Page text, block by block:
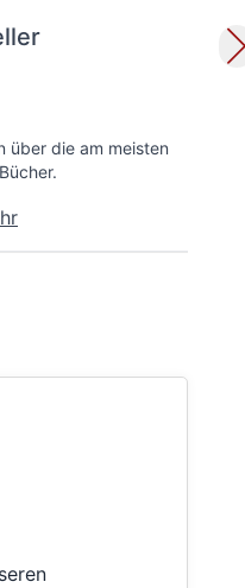
über die am meisten